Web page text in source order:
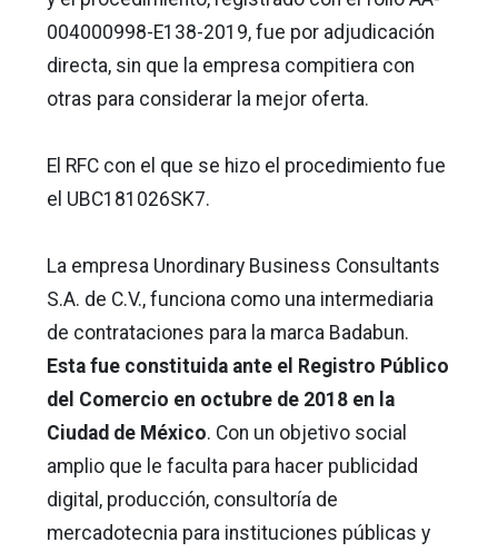
004000998-E138-2019, fue por adjudicación
directa, sin que la empresa compitiera con
otras para considerar la mejor oferta.
El RFC con el que se hizo el procedimiento fue
el UBC181026SK7.
La empresa Unordinary Business Consultants
S.A. de C.V., funciona como una intermediaria
de contrataciones para la marca Badabun.
Esta fue constituida ante el Registro Público
del Comercio en octubre de 2018 en la
Ciudad de México. Con un objetivo social
amplio que le faculta para hacer publicidad
digital, producción, consultoría de
mercadotecnia para instituciones públicas y